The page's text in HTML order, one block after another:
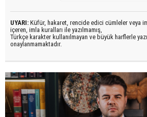
UYARI: Küfür, hakaret, rencide edici cümleler veya
içeren, imla kuralları ile yazılmamış,
Türkçe karakter kullanılmayan ve büyük harflerle
onaylanmamaktadır.